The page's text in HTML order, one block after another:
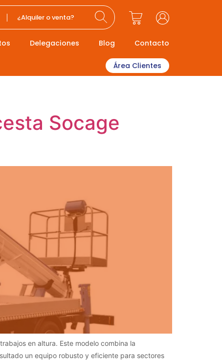
¿Alquiler o venta?
Delegaciones Blog Contacto
Área Clientes
Socage
en altura. Este modelo combina la
un equipo robusto y eficiente para sectores